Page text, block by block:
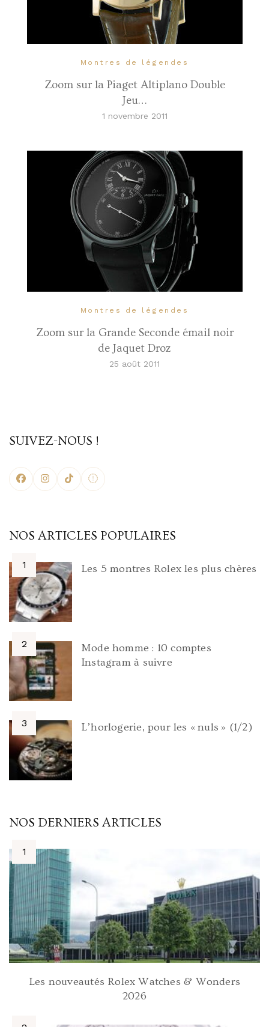
Montres de légendes
Zoom sur la Piaget Altiplano Double
Jeu…
1 novembre 2011
Montres de légendes
Zoom sur la Grande Seconde émail noir
de Jaquet Droz
25 août 2011
SUIVEZ-NOUS !
NOS ARTICLES POPULAIRES
Les 5 montres Rolex les plus chères
Mode homme : 10 comptes
Instagram à suivre
L’horlogerie, pour les « nuls » (1/2)
NOS DERNIERS ARTICLES
Les nouveautés Rolex Watches & Wonders
2026